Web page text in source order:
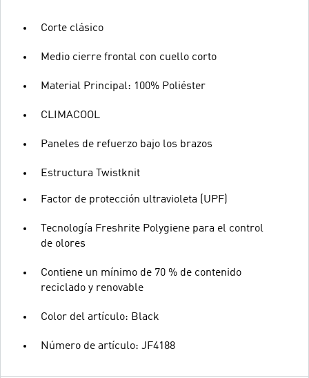
Corte clásico
Medio cierre frontal con cuello corto
Material Principal: 100% Poliéster
CLIMACOOL
Paneles de refuerzo bajo los brazos
Estructura Twistknit
Factor de protección ultravioleta (UPF)
Tecnología Freshrite Polygiene para el control
de olores
Contiene un mínimo de 70 % de contenido
reciclado y renovable
Color del artículo: Black
Número de artículo: JF4188